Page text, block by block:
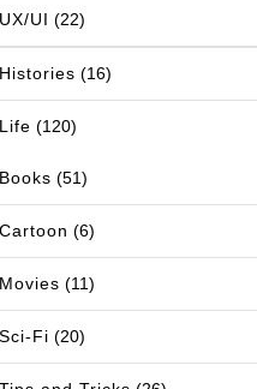
UX/UI (22)
Histories (16)
Life (120)
Books (51)
Cartoon (6)
Movies (11)
Sci-Fi (20)